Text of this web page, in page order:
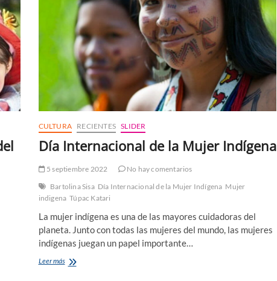
CULTURA RECIENTES SLIDER
Día Internacional de la Mujer Indígena
5 septiembre 2022
No hay comentarios
Bartolina Sisa Día Internacional de la Mujer Indígena Mujer
indigena Túpac Katari
La mujer indígena es una de las mayores cuidadoras del
planeta. Junto con todas las mujeres del mundo, las mujeres
indígenas juegan un papel importante…
Leer másDía